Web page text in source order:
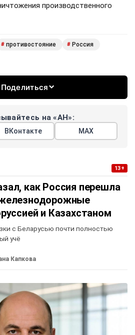
производственного
# противостояние # Россия
Поделиться
на «АН»:
ВКонтакте МАХ
13+
как Россия перешла
и Казахстаном
с Беларусью почти полностью
учё
Капкова